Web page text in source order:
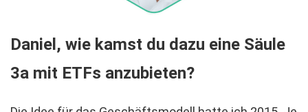
Daniel, wie kamst du dazu eine Säule
3a mit ETFs anzubieten?